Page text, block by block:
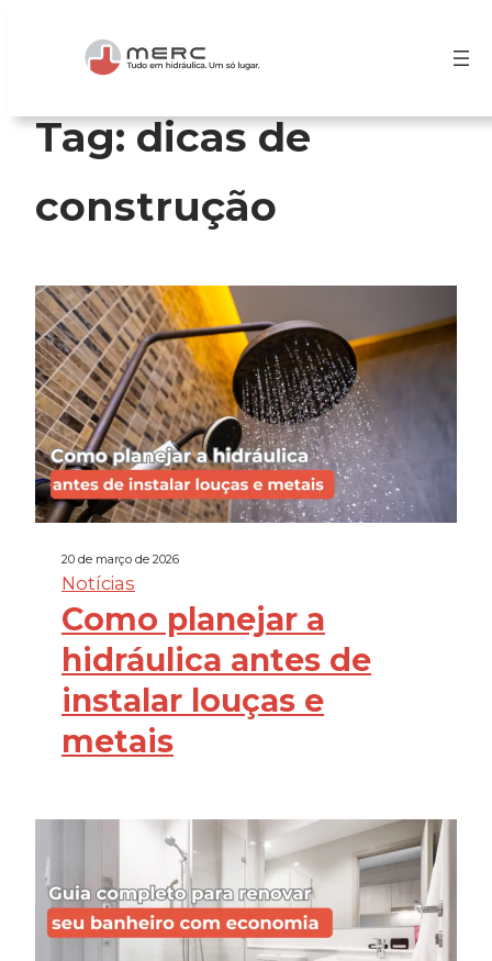
conteúdo
Tag:dicas de
construção
20 de março de 2026
Notícias
Como planejar a
hidráulica antes de
instalar louças e
metais